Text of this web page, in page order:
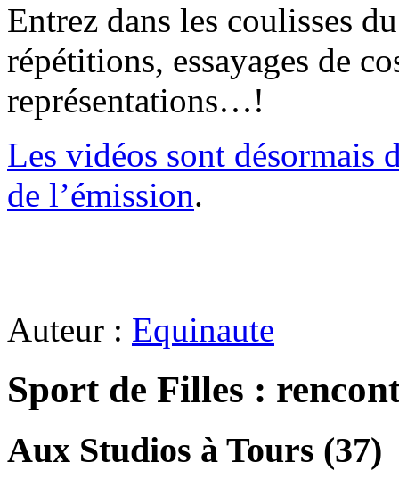
Entrez dans les coulisses
répétitions, essayages de
représentations…!
Les vidéos sont désormais
de l’émission.
Auteur : Equinaute
Sport de Filles :
Aux Studios à Tours (37)